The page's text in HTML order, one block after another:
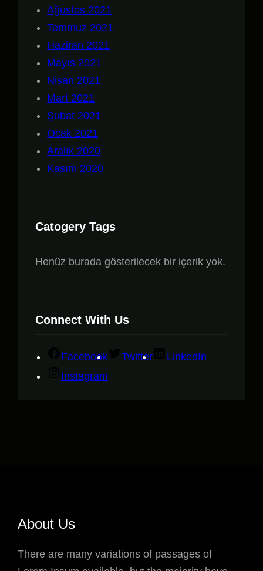
Ağustos 2021
Temmuz 2021
Haziran 2021
Mayıs 2021
Nisan 2021
Mart 2021
Şubat 2021
Ocak 2021
Aralık 2020
Kasım 2020
Catogery Tags
Henüz burada gösterilecek bir içerik yok.
Connect With Us
Facebook Twitter
LinkedIn
Instagram
About Us
There are many variations of passages of